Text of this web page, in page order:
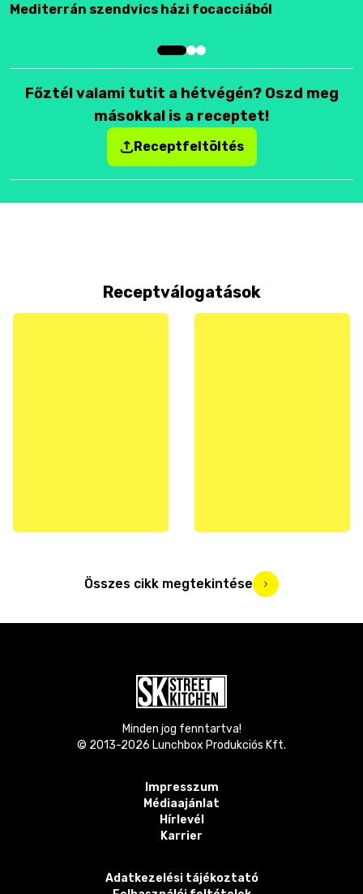
Mediterrán szendvics házi focacciából
Főztél valami tutit a hétvégén? Oszd meg
másokkal is a receptet!
Receptfeltöltés
Receptválogatások
Összes cikk megtekintése
Minden jog fenntartva!
© 2013-2026 Lunchbox Produkciós Kft.
Impresszum
Médiaajánlat
Hírlevél
Karrier
Adatkezelési tájékoztató